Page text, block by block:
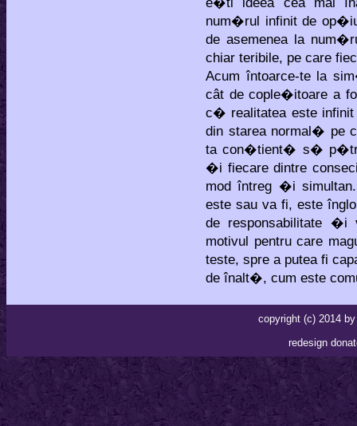
num�rul infinit de
de asemenea la
chiar teribile, pe care
Acum întoarce-te la
cât de cople�itoare a
c� realitatea este
din starea normal� pe
ta con�tient� s�
�i fiecare dintre
mod întreg �i
este sau va fi, este
de responsabilitate
motivul pentru care
teste, spre a putea fi
de înalt�, cum este
copyright (c) 2014
redesign